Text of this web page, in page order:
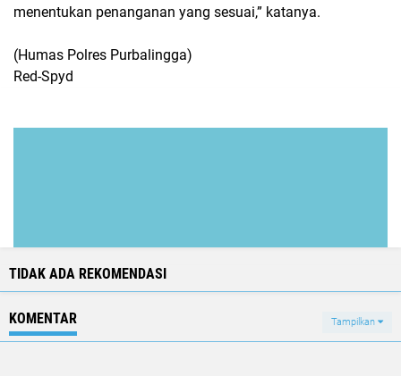
menentukan penanganan yang sesuai,” katanya.
(Humas Polres Purbalingga)
Red-Spyd
TIDAK ADA REKOMENDASI
KOMENTAR Tampilkan